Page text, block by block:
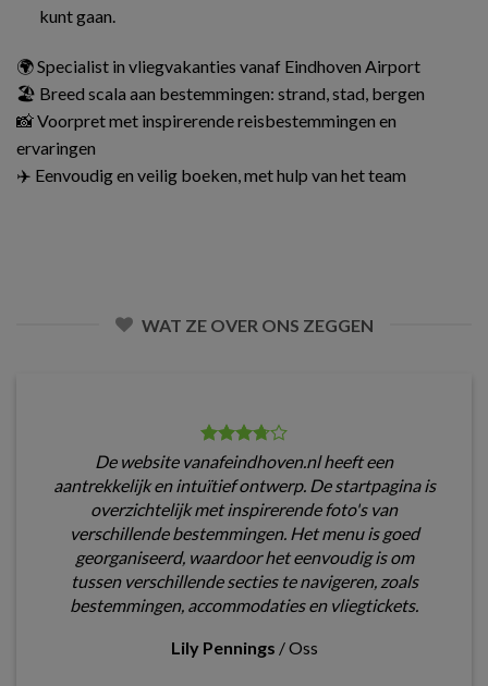
kunt gaan.
🌍 Specialist in vliegvakanties vanaf Eindhoven Airport
🏖️ Breed scala aan bestemmingen: strand, stad, bergen
📸 Voorpret met inspirerende reisbestemmingen en
ervaringen
✈️ Eenvoudig en veilig boeken, met hulp van het team
WAT ZE OVER ONS ZEGGEN
De website vanafeindhoven.nl heeft een
aantrekkelijk en intuïtief ontwerp. De startpagina is
overzichtelijk met inspirerende foto's van
verschillende bestemmingen. Het menu is goed
georganiseerd, waardoor het eenvoudig is om
tussen verschillende secties te navigeren, zoals
bestemmingen, accommodaties en vliegtickets.
Lily Pennings /Oss